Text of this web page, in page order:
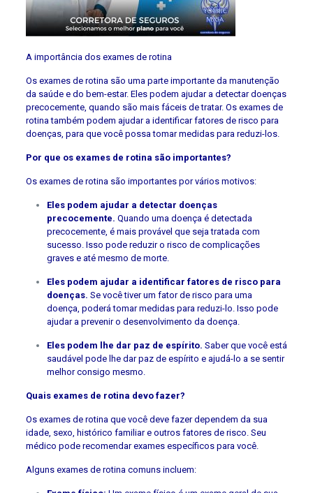
A importância dos exames de rotina
Os exames de rotina são uma parte importante da manutenção
da saúde e do bem-estar. Eles podem ajudar a detectar doenças
precocemente, quando são mais fáceis de tratar. Os exames de
rotina também podem ajudar a identificar fatores de risco para
doenças, para que você possa tomar medidas para reduzi-los.
Por que os exames de rotina são importantes?
Os exames de rotina são importantes por vários motivos:
Eles podem ajudar a detectar doenças
precocemente. Quando uma doença é detectada
precocemente, é mais provável que seja tratada com
sucesso. Isso pode reduzir o risco de complicações
graves e até mesmo de morte.
Eles podem ajudar a identificar fatores de risco para
doenças. Se você tiver um fator de risco para uma
doença, poderá tomar medidas para reduzi-lo. Isso pode
ajudar a prevenir o desenvolvimento da doença.
Eles podem lhe dar paz de espírito. Saber que você está
saudável pode lhe dar paz de espírito e ajudá-lo a se sentir
melhor consigo mesmo.
Quais exames de rotina devo fazer?
Os exames de rotina que você deve fazer dependem da sua
idade, sexo, histórico familiar e outros fatores de risco. Seu
médico pode recomendar exames específicos para você.
Alguns exames de rotina comuns incluem: